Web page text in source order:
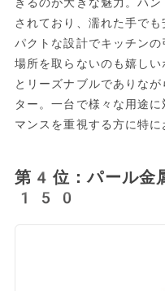
されており、濡れた手で
パクトな設計でキッチンの
場所を取らないのも嬉
とリーズナブルでありな
ター。一台で様々な用途
マンスを重視する方に特に
第4位：パール
150